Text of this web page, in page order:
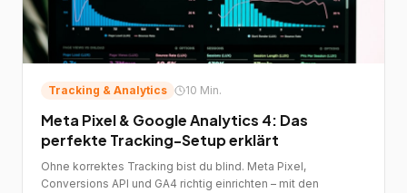
Tracking & Analytics 10 Min.
Meta Pixel & Google Analytics 4: Das
perfekte Tracking-Setup erklärt
Ohne korrektes Tracking bist du blind. Meta Pixel,
Conversions API und GA4 richtig einrichten – mit den